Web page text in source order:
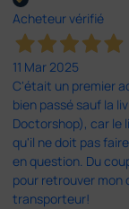
Acheteur vérifié
11 Mar 2025
C'était un premier
bien passé sauf la
Doctorshop), car le
qu'il ne doit pas
en question. Du
pour retrouver mon
transporteur!